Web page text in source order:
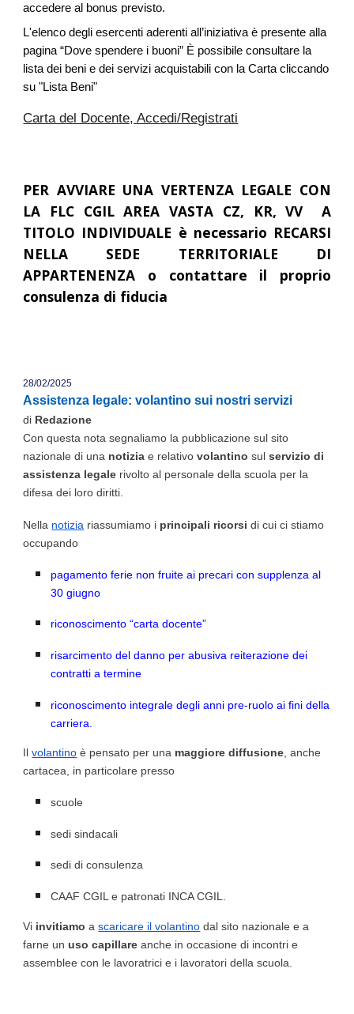
accedere al bonus previsto.
L'elenco degli esercenti aderenti all’iniziativa è presente alla
pagina “Dove spendere i buoni” È possibile consultare la
lista dei beni e dei servizi acquistabili con la Carta cliccando
su "Lista Beni"
Carta del Docente, Accedi/Registrati
PER AVVIARE UNA VERTENZA LEGALE CON
LA FLC CGIL AREA VASTA CZ, KR, VV A
TITOLO INDIVIDUALE è necessario RECARSI
NELLA SEDE TERRITORIALE DI
APPARTENENZA o contattare il proprio
consulenza di fiducia
28/02/2025
Assistenza legale: volantino sui nostri servizi
di Redazione
Con questa nota segnaliamo la pubblicazione sul sito
nazionale di una notizia e relativovolantino sulservizio di
assistenza legale rivolto al personale della scuola per la
difesa dei loro diritti.
Nella notizia riassumiamo i principali ricorsi di cui ci stiamo
occupando
pagamento ferie non fruite ai precari con supplenza al
30 giugno
riconoscimento “carta docente”
risarcimento del danno per abusiva reiterazione dei
contratti a termine
riconoscimento integrale degli anni pre-ruolo ai fini della
carriera.
Ilvolantino è pensato per una maggiore diffusione, anche
cartacea, in particolare presso
scuole
sedi sindacali
sedi di consulenza
CAAF CGIL e patronati INCA CGIL.
Vi invitiamoascaricare il volantino dal sito nazionale e a
farne unuso capillare anche in occasione di incontri e
assemblee con le lavoratrici e i lavoratori della scuola.